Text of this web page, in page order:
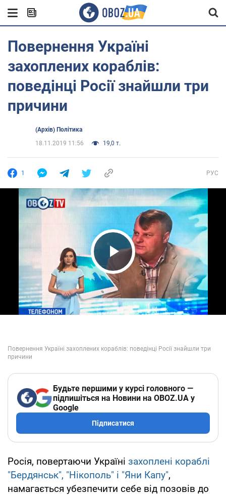
Повернення Україні
захоплених кораблів:
поведінці Росії знайшли три
причини
(Архів) Політика
18.11.2019 11:56
19,0 т.
1 РУС
Play Video
Будьте першими у курсі головного —
підпишіться на Новини на OBOZ.UA у
Google
Підписатися
Росія, повертаючи Україні захоплені кораблі
"Бердянськ", "Нікополь" і "Яни Капу",
намагається убезпечити себе від позовів до